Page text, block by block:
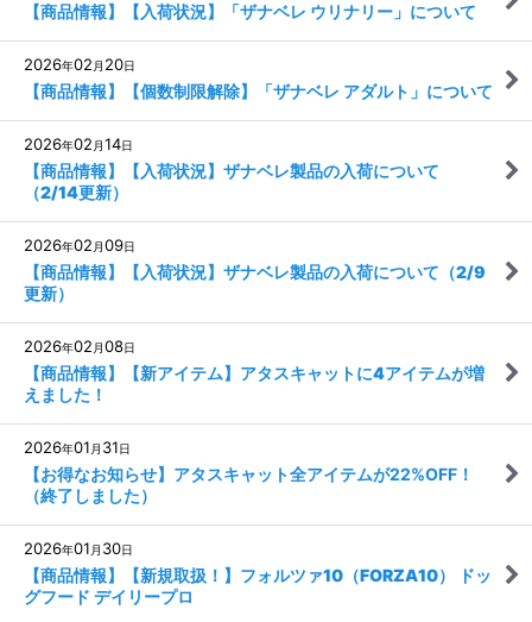
【商品情報】【入荷状況】「ザナベレ ウリナリー」について
2026年02 月 20日
【商品情報】【個数制限解除】「ザナベレ アダルト」について
2026年02 月14日
【商品情報】【入荷状況】ザナベレ製品の入荷について
（2/14更新）
2026年02 月09日
【商品情報】【入荷状況】ザナベレ製品の入荷について（2/9
更新）
2026年02 月08日
【商品情報】【新アイテム】アタスキャットに4アイテムが増
えました！
2026年01 月 31日
【お得なお知らせ】アタスキャット全アイテムが22%OFF！
（終了しました）
2026年01 月 30日
【商品情報】【新規取扱！】フォルツァ10（FORZA10） ドッ
グフード デイリープロ